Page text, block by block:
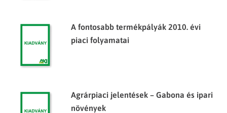
A fontosabb termékpályák 2010. évi
piaci folyamatai
Agrárpiaci jelentések – Gabona és ipari
növények